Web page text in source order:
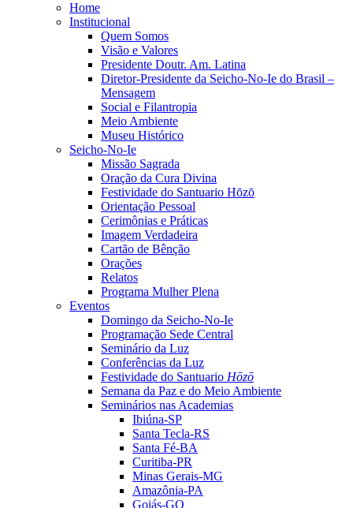
Home
Institucional
Quem Somos
Visão e Valores
Presidente Doutr. Am. Latina
Diretor-Presidente da Seicho-No-Ie do Brasil –
Mensagem
Social e Filantropia
Meio Ambiente
Museu Histórico
Seicho-No-Ie
Missão Sagrada
Oração da Cura Divina
Festividade do Santuario Hōzō
Orientação Pessoal
Cerimônias e Práticas
Imagem Verdadeira
Cartão de Bênção
Orações
Relatos
Programa Mulher Plena
Eventos
Domingo da Seicho-No-Ie
Programação Sede Central
Seminário da Luz
Conferências da Luz
Festividade do Santuario Hōzō
Semana da Paz e do Meio Ambiente
Seminários nas Academias
Ibiúna-SP
Santa Tecla-RS
Santa Fé-BA
Curitiba-PR
Minas Gerais-MG
Amazônia-PA
Goiás-GO